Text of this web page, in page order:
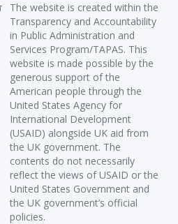
The website is created within the
Transparency and Accountability
in Public Administration and
Services Program/TAPAS. This
website is made possible by the
generous support of the
American people through the
United States Agency for
International Development
(USAID) alongside UK aid from
the UK government. The
contents do not necessarily
reflect the views of USAID or the
United States Government and
the UK government’s official
policies.